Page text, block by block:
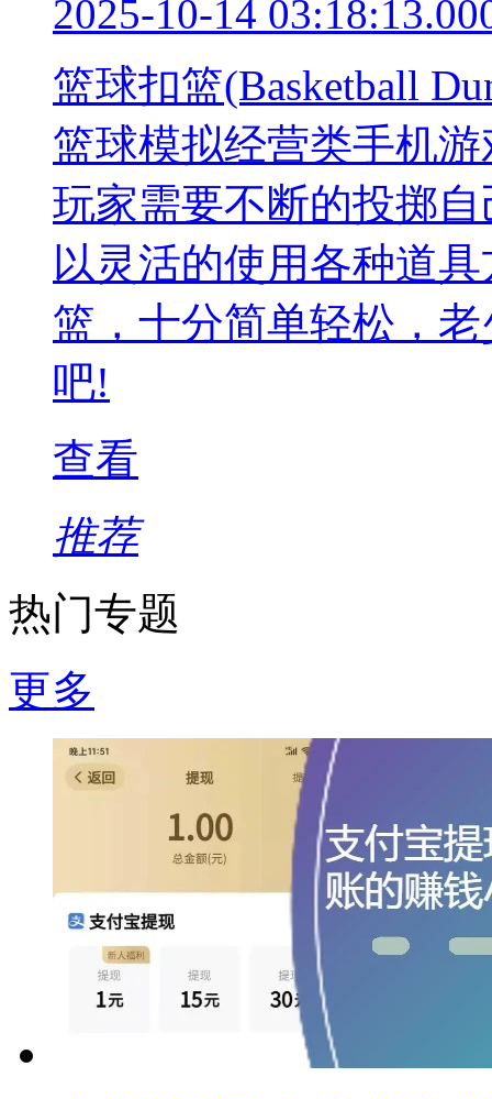
2025-10-14
篮球扣篮(Basketball
篮球模拟经营类手机
玩家需要不断的投掷
以灵活的使用各种道
篮，十分简单轻松，
吧!
查看
推荐
热门专题
更多